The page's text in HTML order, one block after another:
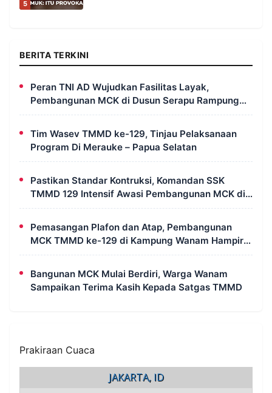
5
BERITA TERKINI
Peran TNI AD Wujudkan Fasilitas Layak,
Pembangunan MCK di Dusun Serapu Rampung
Dikerjakan
Tim Wasev TMMD ke-129, Tinjau Pelaksanaan
Program Di Merauke – Papua Selatan
Pastikan Standar Kontruksi, Komandan SSK
TMMD 129 Intensif Awasi Pembangunan MCK di
Wanam
Pemasangan Plafon dan Atap, Pembangunan
MCK TMMD ke-129 di Kampung Wanam Hampir
Rampung
Bangunan MCK Mulai Berdiri, Warga Wanam
Sampaikan Terima Kasih Kepada Satgas TMMD
Prakiraan Cuaca
JAKARTA, ID